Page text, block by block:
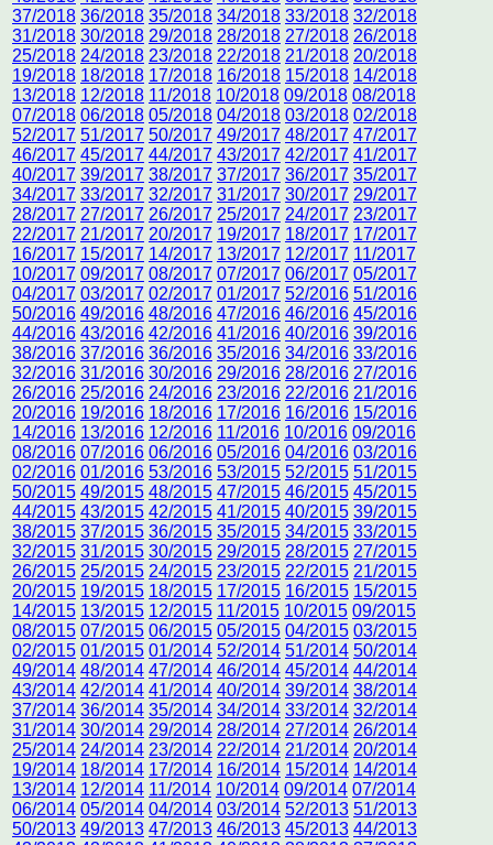
37/2018 36/2018 35/2018 34/2018 33/2018 32/2018
31/2018 30/2018 29/2018 28/2018 27/2018 26/2018
25/2018 24/2018 23/2018 22/2018 21/2018 20/2018
19/2018 18/2018 17/2018 16/2018 15/2018 14/2018
13/2018 12/2018 11/2018 10/2018 09/2018 08/2018
07/2018 06/2018 05/2018 04/2018 03/2018 02/2018
52/2017 51/2017 50/2017 49/2017 48/2017 47/2017
46/2017 45/2017 44/2017 43/2017 42/2017 41/2017
40/2017 39/2017 38/2017 37/2017 36/2017 35/2017
34/2017 33/2017 32/2017 31/2017 30/2017 29/2017
28/2017 27/2017 26/2017 25/2017 24/2017 23/2017
22/2017 21/2017 20/2017 19/2017 18/2017 17/2017
16/2017 15/2017 14/2017 13/2017 12/2017 11/2017
10/2017 09/2017 08/2017 07/2017 06/2017 05/2017
04/2017 03/2017 02/2017 01/2017 52/2016 51/2016
50/2016 49/2016 48/2016 47/2016 46/2016 45/2016
44/2016 43/2016 42/2016 41/2016 40/2016 39/2016
38/2016 37/2016 36/2016 35/2016 34/2016 33/2016
32/2016 31/2016 30/2016 29/2016 28/2016 27/2016
26/2016 25/2016 24/2016 23/2016 22/2016 21/2016
20/2016 19/2016 18/2016 17/2016 16/2016 15/2016
14/2016 13/2016 12/2016 11/2016 10/2016 09/2016
08/2016 07/2016 06/2016 05/2016 04/2016 03/2016
02/2016 01/2016 53/2016 53/2015 52/2015 51/2015
50/2015 49/2015 48/2015 47/2015 46/2015 45/2015
44/2015 43/2015 42/2015 41/2015 40/2015 39/2015
38/2015 37/2015 36/2015 35/2015 34/2015 33/2015
32/2015 31/2015 30/2015 29/2015 28/2015 27/2015
26/2015 25/2015 24/2015 23/2015 22/2015 21/2015
20/2015 19/2015 18/2015 17/2015 16/2015 15/2015
14/2015 13/2015 12/2015 11/2015 10/2015 09/2015
08/2015 07/2015 06/2015 05/2015 04/2015 03/2015
02/2015 01/2015 01/2014 52/2014 51/2014 50/2014
49/2014 48/2014 47/2014 46/2014 45/2014 44/2014
43/2014 42/2014 41/2014 40/2014 39/2014 38/2014
37/2014 36/2014 35/2014 34/2014 33/2014 32/2014
31/2014 30/2014 29/2014 28/2014 27/2014 26/2014
25/2014 24/2014 23/2014 22/2014 21/2014 20/2014
19/2014 18/2014 17/2014 16/2014 15/2014 14/2014
13/2014 12/2014 11/2014 10/2014 09/2014 07/2014
06/2014 05/2014 04/2014 03/2014 52/2013 51/2013
50/2013 49/2013 47/2013 46/2013 45/2013 44/2013